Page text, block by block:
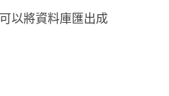
以將資料庫匯出成